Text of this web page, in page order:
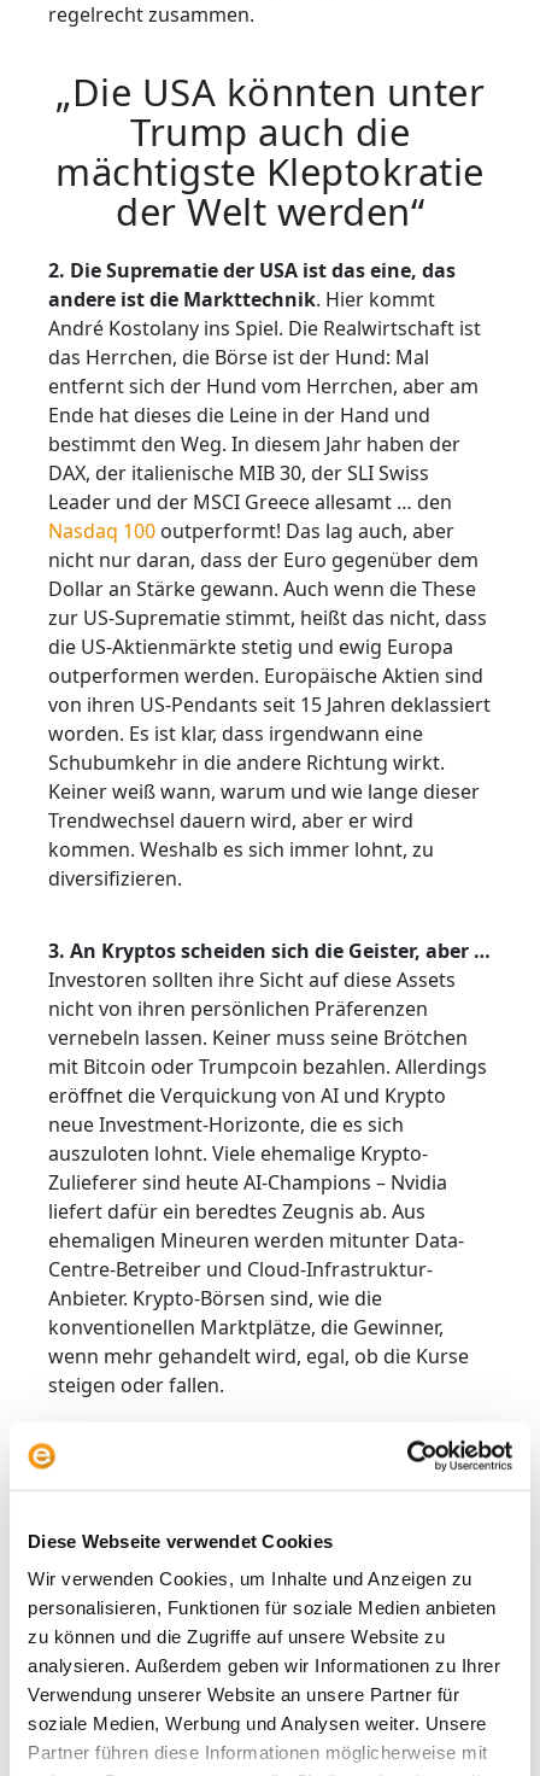
Diese Webseite verwendet Cookies
Wir verwenden Cookies, um Inhalte und Anzeigen zu
personalisieren, Funktionen für soziale Medien anbieten
zu können und die Zugriffe auf unsere Website zu
analysieren. Außerdem geben wir Informationen zu Ihrer
Verwendung unserer Website an unsere Partner für
soziale Medien, Werbung und Analysen weiter. Unsere
Partner führen diese Informationen möglicherweise mit
regelrecht zusammen.
„Die USA könnten unter
Trump auch die
mächtigste Kleptokratie
der Welt werden“
2. Die Suprematie der USA ist das eine, das
andere ist die Markttechnik. Hier kommt
André Kostolany ins Spiel. Die Realwirtschaft ist
das Herrchen, die Börse ist der Hund: Mal
entfernt sich der Hund vom Herrchen, aber am
Ende hat dieses die Leine in der Hand und
bestimmt den Weg. In diesem Jahr haben der
DAX, der italienische MIB 30, der SLI Swiss
Leader und der MSCI Greece allesamt … den
Nasdaq 100 outperformt! Das lag auch, aber
nicht nur daran, dass der Euro gegenüber dem
Dollar an Stärke gewann. Auch wenn die These
zur US-Suprematie stimmt, heißt das nicht, dass
die US-Aktienmärkte stetig und ewig Europa
outperformen werden. Europäische Aktien sind
von ihren US-Pendants seit 15 Jahren deklassiert
worden. Es ist klar, dass irgendwann eine
Schubumkehr in die andere Richtung wirkt.
Keiner weiß wann, warum und wie lange dieser
Trendwechsel dauern wird, aber er wird
kommen. Weshalb es sich immer lohnt, zu
diversifizieren.
3. An Kryptos scheiden sich die Geister, aber …
Investoren sollten ihre Sicht auf diese Assets
nicht von ihren persönlichen Präferenzen
vernebeln lassen. Keiner muss seine Brötchen
mit Bitcoin oder Trumpcoin bezahlen. Allerdings
eröffnet die Verquickung von AI und Krypto
neue Investment-Horizonte, die es sich
auszuloten lohnt. Viele ehemalige Krypto-
Zulieferer sind heute AI-Champions – Nvidia
liefert dafür ein beredtes Zeugnis ab. Aus
ehemaligen Mineuren werden mitunter Data-
Centre-Betreiber und Cloud-Infrastruktur-
Anbieter. Krypto-Börsen sind, wie die
konventionellen Marktplätze, die Gewinner,
wenn mehr gehandelt wird, egal, ob die Kurse
steigen oder fallen.
„Die Verquickung von AI
und Krypto eröffnet
neue Investment-
Horizonte, die es sich
auszuloten lohnt“
4. Der Renditeanstieg am Anleihenmarkt
auch in diesem Jahr hat viele Investoren
überrascht, aber er ist kein Grund zur
Beunruhigung.Jedenfalls nicht unmittelbar.